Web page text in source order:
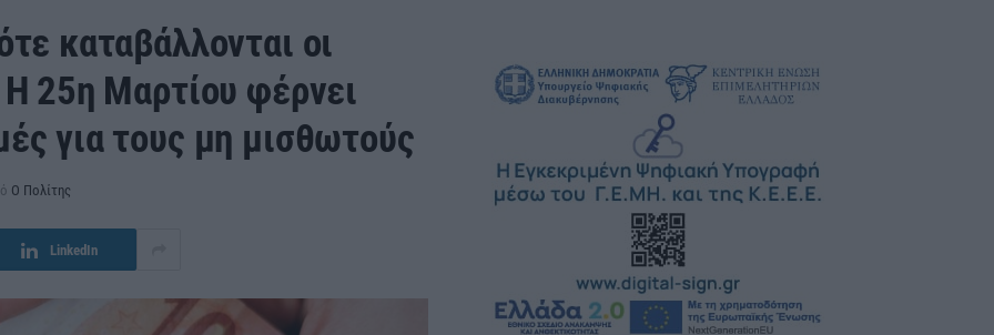
καταβάλλονται οι
25η Μαρτίου φέρνει
για τους μη μισθωτούς
Ο Πολίτης
LinkedIn